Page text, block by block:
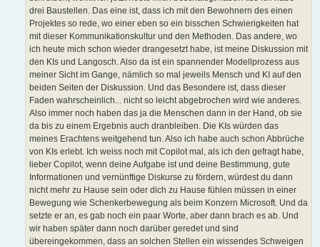
drei Baustellen. Das eine ist, dass ich mit den Bewohnern des einen
Projektes so rede, wo einer eben so ein bisschen Schwierigkeiten hat
mit dieser Kommunikationskultur und den Methoden. Das andere, wo
ich heute mich schon wieder drangesetzt habe, ist meine Diskussion mit
den KIs und Langosch. Also da ist ein spannender Modellprozess aus
meiner Sicht im Gange, nämlich so mal jeweils Mensch und KI auf den
beiden Seiten der Diskussion. Und das Besondere ist, dass dieser
Faden wahrscheinlich... nicht so leicht abgebrochen wird wie anderes.
Also immer noch haben das ja die Menschen dann in der Hand, ob sie
da bis zu einem Ergebnis auch dranbleiben. Die KIs würden das
meines Erachtens weitgehend tun. Also ich habe auch schon Abbrüche
von KIs erlebt. Ich weiss noch mit Copilot mal, als ich den gefragt habe,
lieber Copilot, wenn deine Aufgabe ist und deine Bestimmung, gute
Informationen und vernünftige Diskurse zu fördern, würdest du dann
nicht mehr zu Hause sein oder dich zu Hause fühlen müssen in einer
Bewegung wie Schenkerbewegung als beim Konzern Microsoft. Und da
setzte er an, es gab noch ein paar Worte, aber dann brach es ab. Und
wir haben später dann noch darüber geredet und sind
übereingekommen, dass an solchen Stellen ein wissendes Schweigen